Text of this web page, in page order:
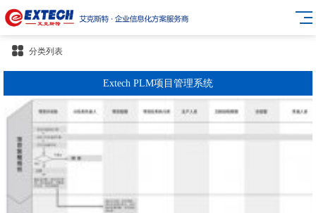
分类列表
Extech PLM项目管理系统